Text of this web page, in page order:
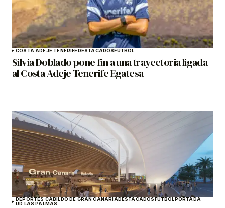
COSTA ADEJE TENERIFEDESTACADOSFÚTBOL
Silvia Doblado pone fin a una trayectoria ligada
al Costa Adeje Tenerife Egatesa
DEPORTES CABILDO DE GRAN CANARIADESTACADOSFÚTBOLPORTADA
UD LAS PALMAS